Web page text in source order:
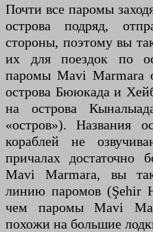
Почти все паромы
острова подряд,
стороны, поэтому вы
их для поездок по
паромы Mavi Marmara
острова Бююкада и
на острова
«остров»). Названия
кораблей не
причалах
Mavi Marmara, вы
линию паромов (Şehir
чем паромы Mavi
похожи на большие